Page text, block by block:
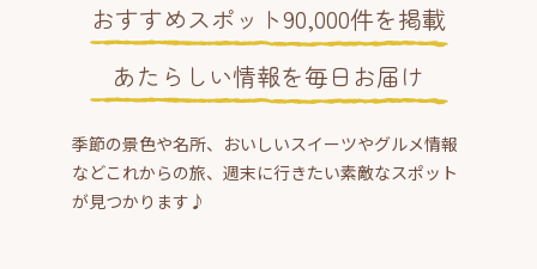
おすすめスポット90,000件を掲載
あたらしい情報を毎日お届け
季節の景色や名所、おいしいスイーツやグルメ情報
などこれからの旅、週末に行きたい素敵なスポット
が見つかります♪